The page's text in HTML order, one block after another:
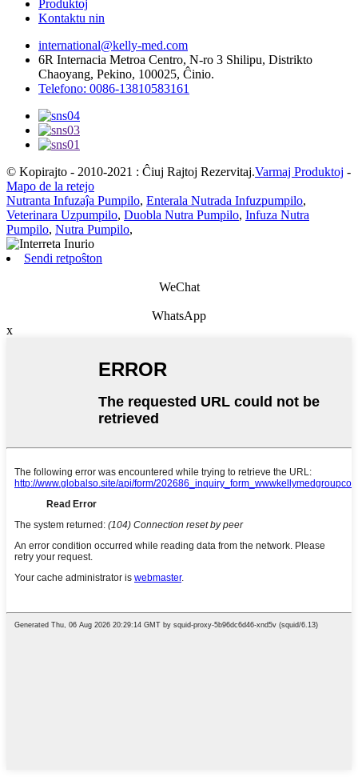
Produktoj
Kontaktu nin
international@kelly-med.com
6R Internacia Metroa Centro, N-ro 3 Shilipu, Distrikto
Chaoyang, Pekino, 100025, Ĉinio.
Telefono: 0086-13810583161
© Kopirajto - 2010-2021 : Ĉiuj Rajtoj Rezervitaj.Varmaj Produktoj -
Mapo de la retejo
Nutranta Infuzaĵa Pumpilo, Enterala Nutrada Infuzpumpilo,
Veterinara Uzpumpilo, Duobla Nutra Pumpilo, Infuza Nutra
Pumpilo, Nutra Pumpilo,
Sendi retpoŝton
WeChat
WhatsApp
x